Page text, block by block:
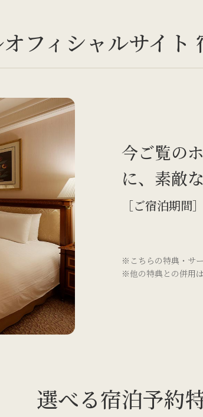
フィシャルサイト
今ご覧の
に、 素敵
［ご宿泊期間］
※こちらの特典・サ
※他の特典との併用
選べる宿泊予約